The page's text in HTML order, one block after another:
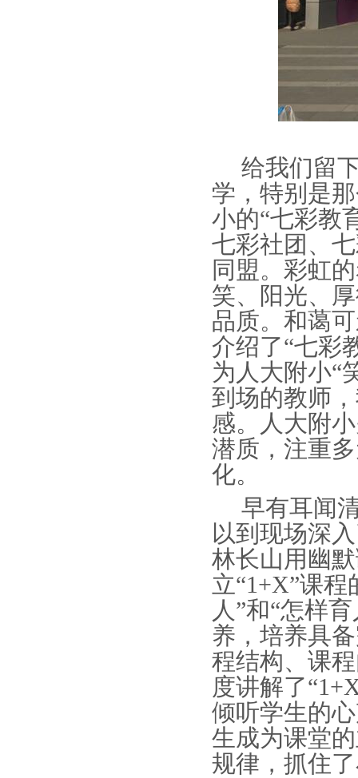
给我们留
学，特别是
小的“七彩教
七彩社团、
同盟。彩虹
笑、阳光、
品质。和蔼
介绍了“七彩
为人大附小“
到场的教师
感。人大附
潜质，注重
化。
早有耳闻
以到现场深
林长山用幽
立“1+X”课程
人”和“怎样
养，培养具
程结构、课
度讲解了“
倾听学生的
生成为课堂
规律，抓住